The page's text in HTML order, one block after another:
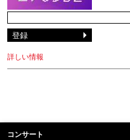
詳しい情報
コンサート